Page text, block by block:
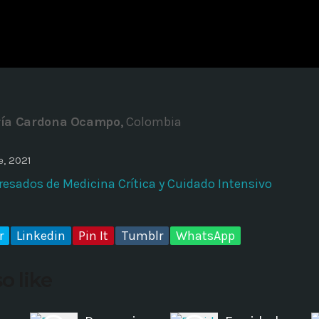
Time
Cardona Ocampo, Colombia
2021
de Medicina Crítica y Cuidado Intensivo
Linkedin Pin It Tumblr WhatsApp